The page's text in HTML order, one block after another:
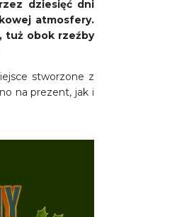
dziesięć dni
atmosfery.
tuż obok rzeźby
stworzone z
na prezent, jak i